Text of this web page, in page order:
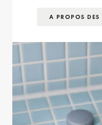
A PROPOS DES